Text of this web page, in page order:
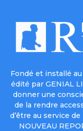
Fondé et installé au
édité par GENIAL
donner une
de la rendre
d’être au service
NOUVEAU